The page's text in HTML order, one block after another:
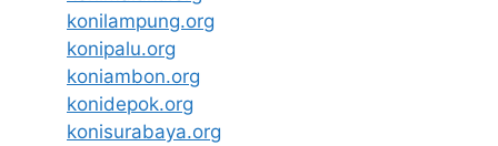
konilampung.org
konipalu.org
koniambon.org
konidepok.org
konisurabaya.org